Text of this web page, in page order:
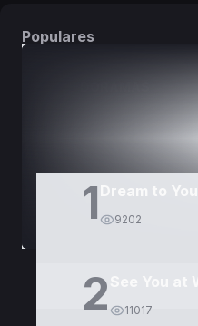
Populares
1 Dream to You
9202
2 11017